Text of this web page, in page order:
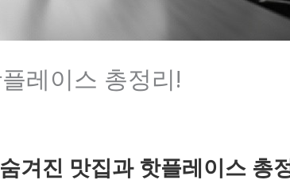
레이스 총정리!
겨진 맛집과 핫플레이스 총